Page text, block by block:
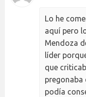
Lo he
aquí pero
Mendoza
líder
que
pregonaba
podía